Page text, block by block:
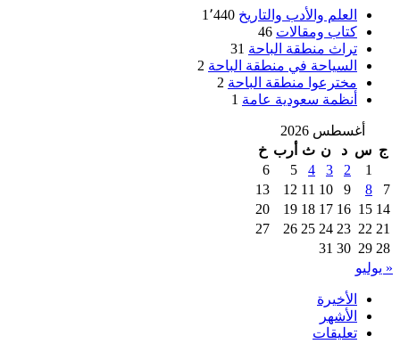
العلم والأدب والتاريخ 1٬440
كتاب ومقالات 46
تراث منطقة الباحة 31
السياحة في منطقة الباحة 2
مخترعوا منطقة الباحة 2
أنظمة سعودية عامة 1
أغسطس 2026
ج س د ن ث أرب خ
1
2
3
4
5
6
7
8
9
10
11
12
13
14
15
16
17
18
19
20
21
22
23
24
25
26
27
28
29
30
31
« يوليو
الأخيرة
الأشهر
تعليقات